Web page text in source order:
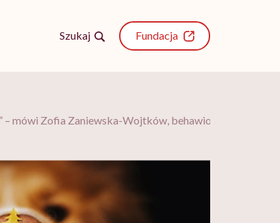
Szukaj Fundacja
– mówi Zofia Zaniewska-Wojtków, behawiorystka